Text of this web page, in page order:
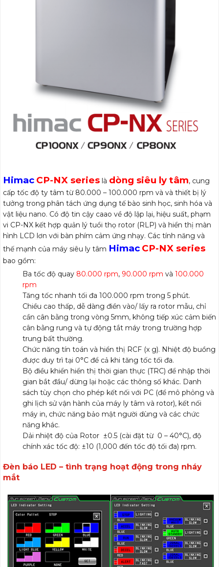
Himac CP-NX series là dòng siêu ly tâm, cung
cấp tốc độ ty tâm từ 80.000 – 100.000 rpm và và thiết bị lý
tưởng trong phân tách ứng dụng tế bào sinh học, sinh hóa và
vật liệu nano. Có độ tin cậy caao về độ lập lại, hiệu suất, phạm
vi CP-NX kết hợp quản lý tuổi thọ rotor (RLP) và hiển thị màn
hình LCD lơn với bàn phím cảm ứng nhạy. Các tính năng và
thế mạnh của máy siêu ly tâm Himac CP-NX series
bao gồm:
Ba tốc độ quay 80.000 rpm, 90.000 rpm và 100.000
rpm
Tăng tốc nhanh tối đa 100.000 rpm trong 5 phút.
Chiều cao thấp, dễ dàng điền vào/ lấy ra rotor mẫu, chỉ
cần cân bằng trong vòng 5mm, không tiếp xúc cảm biến
cân bằng rung và tự động tắt máy trong trường hợp
trung bất thường.
Chức năng tín toán và hiển thị RCF (x g). Nhiệt độ buồng
được duy trì tại 0°C để cả khi tăng tốc tối đa.
Bộ điều khiển hiển thị thời gian thực (TRC) để nhập thời
gian bắt đầu/ dừng lại hoặc các thông số khác. Danh
sách tùy chọn cho phép kết nối với PC (để mô phỏng và
ghi lịch sử vận hành của máy ly tâm và rotor), kết nối
máy in, chức năng bảo mật người dùng và các chức
năng khác.
Dải nhiệt độ của Rotor ±0.5 (cài đặt từ 0 – 40°C), độ
chính xác tốc độ: ±10 (1,000 đến tốc độ tối đa) rpm.
Đèn báo LED – tình trạng hoạt động trong nháy
mắt